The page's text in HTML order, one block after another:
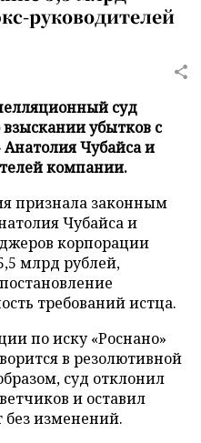
руководителей
суд
убытков с
Чубайса и
компании.
признала законным
Чубайса и
корпорации
млрд рублей,
требований истца.
по иску «Роснано»
в резолютивной
суд отклонил
и оставил
изменений.